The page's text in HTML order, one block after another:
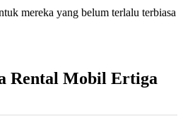
mereka yang belum terlalu terbiasa
Rental Mobil Ertiga